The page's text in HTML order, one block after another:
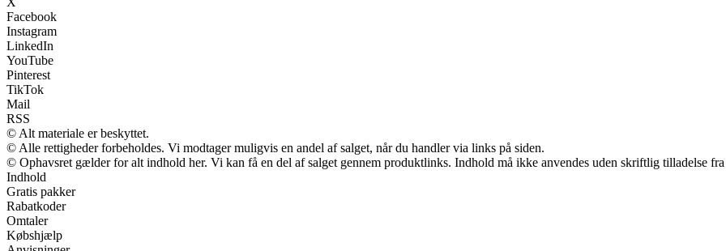
Facebook
Instagram
LinkedIn
YouTube
Pinterest
TikTok
Mail
RSS
© Alt materiale er beskyttet.
© Alle rettigheder forbeholdes. Vi modtager muligvis en andel af salget, når du handler via links på siden.
© Ophavsret gælder for alt indhold her. Vi kan få en del af salget gennem produktlinks. Indhold må ikke anvendes uden skriftlig tilladelse fra
Indhold
Gratis pakker
Rabatkoder
Omtaler
Købshjælp